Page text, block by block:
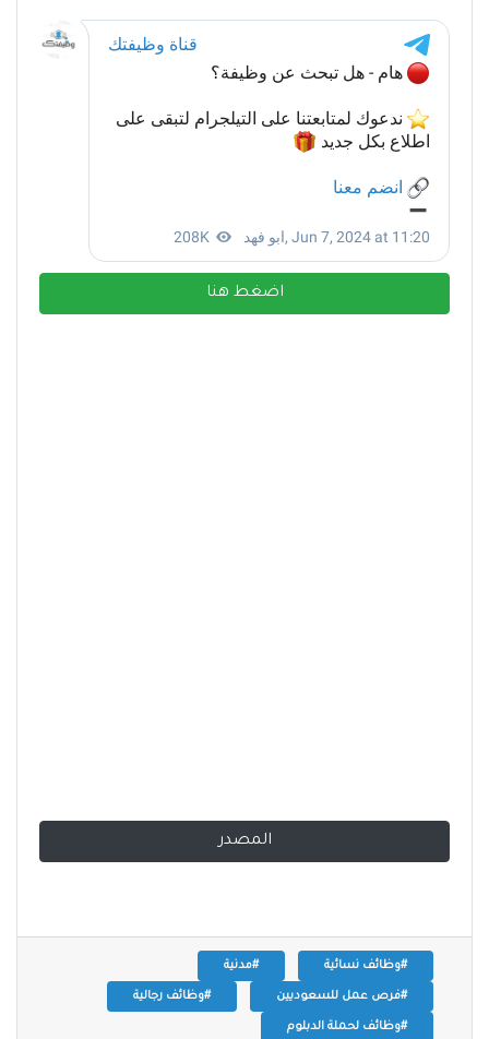
اضغط هنا
المصدر
#وظائف نسائية #مدنية
#فرص عمل للسعوديين #وظائف رجالية
#وظائف لحملة الدبلوم